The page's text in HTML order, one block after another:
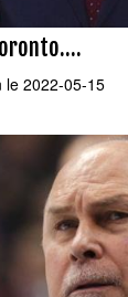
le 2022-05-15